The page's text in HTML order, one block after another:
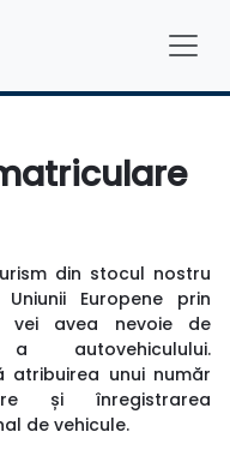
din stocul nostru
Europene prin
vei avea nevoie de
autovehiculului.
atribuirea unui număr
și înregistrarea
de vehicule.